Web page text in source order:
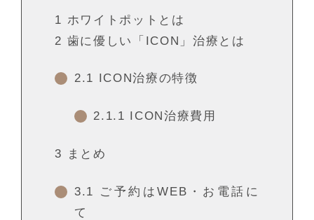
1 ホワイトポットとは
2 歯に優しい「ICON」治療とは
2.1 ICON治療の特徴
2.1.1 ICON治療費用
3 まとめ
3.1 ご予約はWEB・お電話に
て